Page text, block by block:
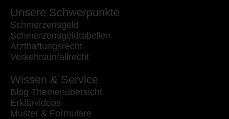
Unsere Schwerpunkte
Schmerzensgeld
Schmerzensgeldtabellen
Arzthaftungsrecht
Verkehrsunfallrecht
Wissen & Service
Blog Themenübersicht
Erklärvideos
Muster & Formulare